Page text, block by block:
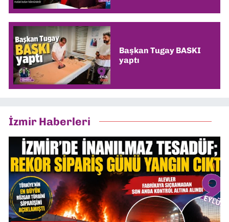
Başkan Tugay BASKI
yaptı
İzmir Haberleri